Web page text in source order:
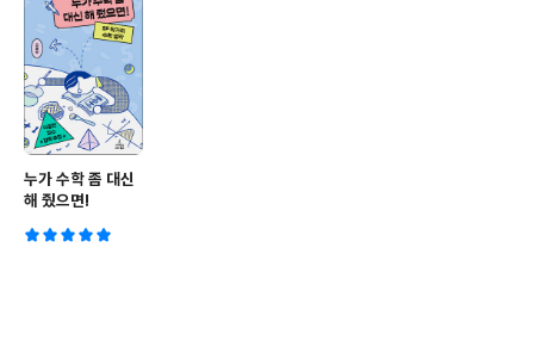
누가 수학 좀 대신
해 줬으면!